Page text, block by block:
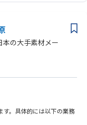
の大手素材メー
す。具体的には以下の業務